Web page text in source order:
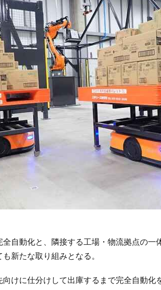
自動化と、隣接する工場・物流拠点の一
新たな取り組みとなる。
けに仕分けして出庫するまで完全自動化